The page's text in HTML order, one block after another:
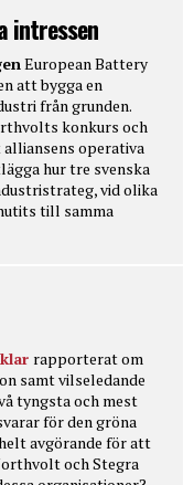
intressen
European Battery
att bygga en
från grunden.
konkurs och
operativa
hur tre svenska
vid olika
till samma
rapporterat om
samt vilseledande
tyngsta och mest
för den gröna
avgörande för att
och Stegra